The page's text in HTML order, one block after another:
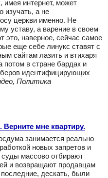
имея интернет, может
изучать, а не
церкви именно. Не
уставу, а варение в своем
это, наверное, сейчас самое
еще себе линукс ставят с
сайтам лазить и втихаря
потом в стране бардак и
идентифицирующих
Политика
мне квартиру.
занимается реально
новых запретов и
суды массово отбирают
и возвращают продавцам
последние, дескать, были